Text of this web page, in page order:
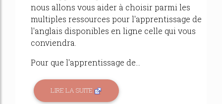
nous allons vous aider à choisir parmi les
multiples ressources pour l'apprentissage de
l'anglais disponibles en ligne celle qui vous
conviendra.
Pour que l'apprentissage de...
LIRE LA SUITE